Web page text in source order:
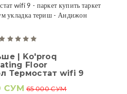
| Ko'proq
Floor
Термостат wifi 9
СУМ 65 000 СУМ